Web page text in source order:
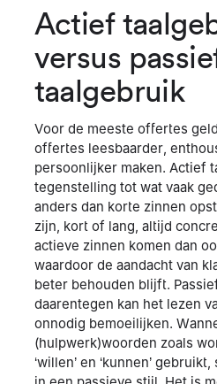
Actief
versus
taalgebruik
Voor de meeste offertes
offertes leesbaarder,
persoonlijker maken. Actief
tegenstelling tot wat vaak
anders dan korte zinnen
zijn, kort of lang, altijd
actieve zinnen komen dan
waardoor de aandacht van
beter behouden blijft.
daarentegen kan het lezen
onnodig bemoeilijken.
(hulpwerk)woorden zoals
‘willen’ en ‘kunnen’